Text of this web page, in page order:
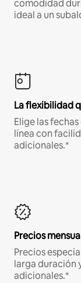
comodidad
ideal a un
La flexibilidad
Elige las
línea con
adicionales.*
Precios
Precios
larga duración
adicionales.*